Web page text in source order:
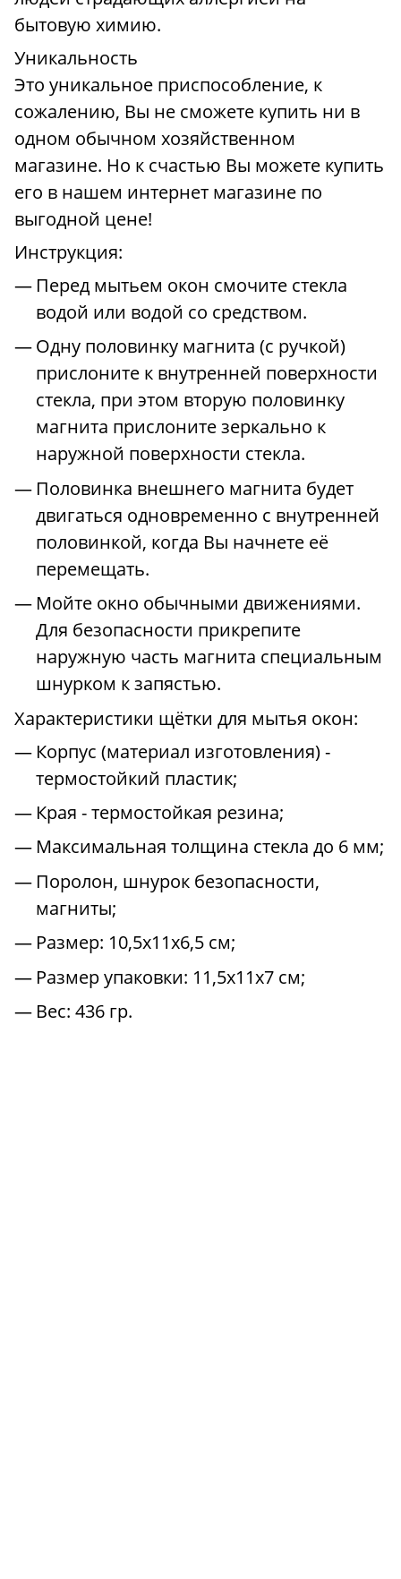
бытовую химию.
Уникальность
Это уникальное приспособление, к
сожалению, Вы не сможете купить ни в
одном обычном хозяйственном
магазине. Но к счастью Вы можете купить
его в нашем интернет магазине по
выгодной цене!
Инструкция:
Перед мытьем окон смочите стекла
водой или водой со средством.
Одну половинку магнита (с ручкой)
прислоните к внутренней поверхности
стекла, при этом вторую половинку
магнита прислоните зеркально к
наружной поверхности стекла.
Половинка внешнего магнита будет
двигаться одновременно с внутренней
половинкой, когда Вы начнете её
перемещать.
Мойте окно обычными движениями.
Для безопасности прикрепите
наружную часть магнита специальным
шнурком к запястью.
Характеристики щётки для мытья окон:
Корпус (материал изготовления) -
термостойкий пластик;
Края - термостойкая резина;
Максимальная толщина стекла до 6 мм;
Поролон, шнурок безопасности,
магниты;
Размер: 10,5x11x6,5 см;
Размер упаковки: 11,5x11x7 см;
Вес: 436 гр.